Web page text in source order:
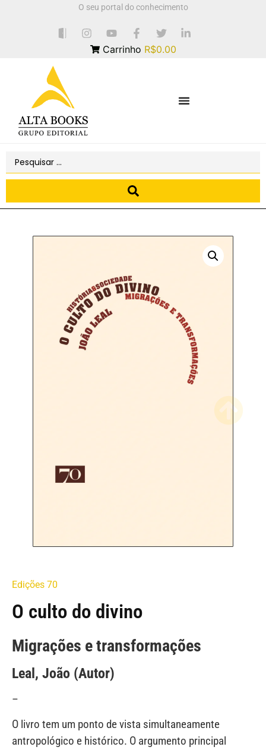
O seu portal do conhecimento
Carrinho R$0.00
Edições 70
O culto do divino
Migrações e transformações
Leal, João (Autor)
–
O livro tem um ponto de vista simultaneamente
antropológico e histórico. O argumento principal